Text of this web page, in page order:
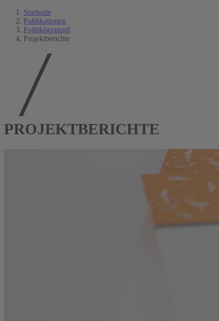
Startseite
Publikationen
Politikberatend
Projektberichte
PROJEKTBERICHTE